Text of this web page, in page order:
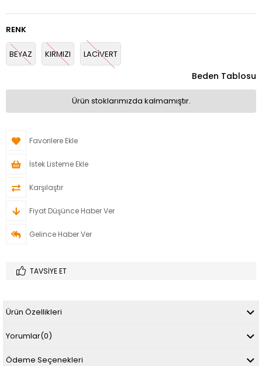
RENK
BEYAZ KIRMIZI LACİVERT
Beden Tablosu
Ürün stoklarımızda kalmamıştır.
Favorilere Ekle
İstek Listeme Ekle
Karşılaştır
Fiyat Düşünce Haber Ver
Gelince Haber Ver
TAVSIYE ET
Ürün Özellikleri
Yorumlar(0)
Ödeme Seçenekleri